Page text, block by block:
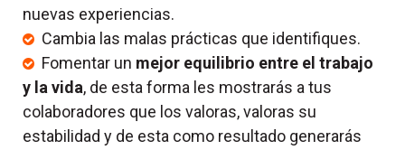
nuevas experiencias.
Cambia las malas prácticas que identifiques.
Fomentar un mejor equilibrio entre el trabajo
y la vida, de esta forma les mostrarás a tus
colaboradores que los valoras, valoras su
estabilidad y de esta como resultado generarás